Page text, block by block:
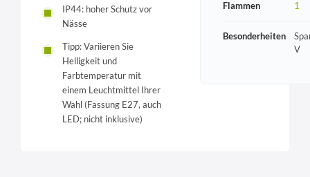
IP44: hoher Schutz vor
Nässe
Tipp: Variieren Sie
Helligkeit und
Farbtemperatur mit
einem Leuchtmittel Ihrer
Wahl (Fassung E27, auch
LED; nicht inklusive)
Flammen 1
Besonderheiten
V